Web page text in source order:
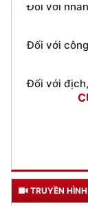
Đối với
Đối với
TRUYỀN